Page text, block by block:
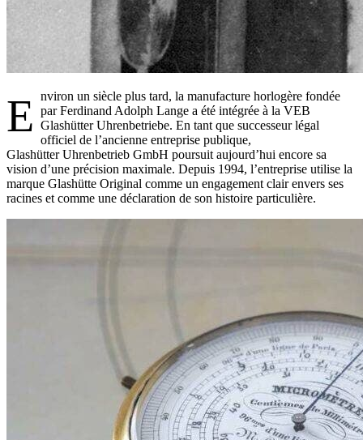
E nviron un siècle plus tard, la manufacture horlogère fondée
par Ferdinand Adolph Lange a été intégrée à la VEB
Glashütter Uhrenbetriebe. En tant que successeur légal
officiel de l’ancienne entreprise publique,
Glashütter Uhrenbetrieb GmbH poursuit aujourd’hui encore sa
vision d’une précision maximale. Depuis 1994, l’entreprise utilise la
marque Glashütte Original comme un engagement clair envers ses
racines et comme une déclaration de son histoire particulière.